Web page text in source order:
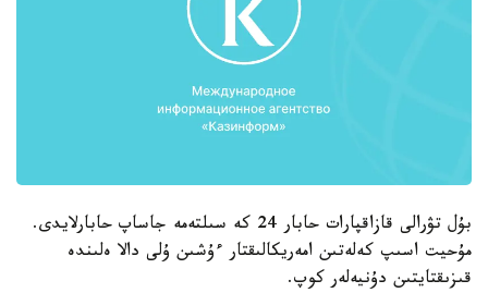
بۇل تۋرالى قازاقپارات حابار 24 كە سىلتەمە جاساپ حابارلايدى.
مۇحيت اسىپ كەلەتىن امەريكالىقتار ءۇشىن ۇلى دالا ەلىندە
قىزىقتايتىن دۇنيەلەر كوپ.